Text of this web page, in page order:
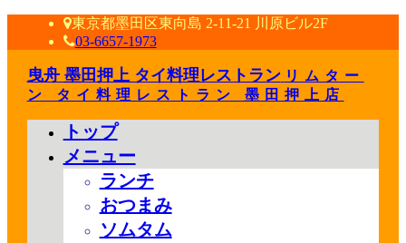
東京都墨田区東向島 2-11-21 川原ビル2F
03-6657-1973
曳舟 墨田押上 タイ料理レストラン リムター
ン タイ料理レストラン 墨田押上店
トップ
メニュー
ランチ
おつまみ
ソムタム